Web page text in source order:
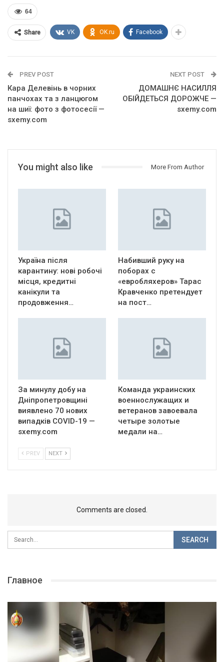
64
Share VK OK.ru Facebook
PREV POST
Кара Делевінь в чорних
панчохах та з ланцюгом
на шиї: фото з фотосесії —
sxemy.com
NEXT POST
ДОМАШНЄ НАСИЛЛЯ
ОБІЙДЕТЬСЯ ДОРОЖЧЕ —
sxemy.com
You might also like More From Author
Україна після
карантину: нові робочі
місця, кредитні
канікули та
продовження…
Набивший руку на
поборах с
«евробляхеров» Тарас
Кравченко претендует
на пост…
За минулу добу на
Дніпропетровщині
виявлено 70 нових
випадків COVID-19 —
sxemy.com
Команда украинских
военнослужащих и
ветеранов завоевала
четыре золотые
медали на…
PREV NEXT
Comments are closed.
Главное